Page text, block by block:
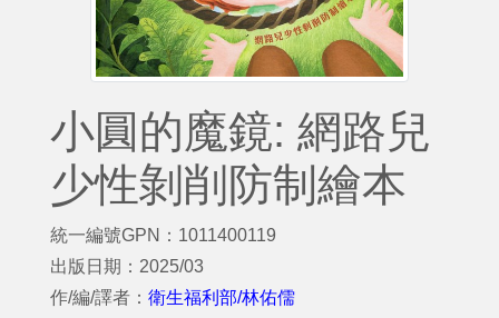
小圓的魔鏡: 網路兒
少性剝削防制繪本
統一編號GPN：1011400119
出版日期：2025/03
作/編/譯者： 衛生福利部/林佑儒